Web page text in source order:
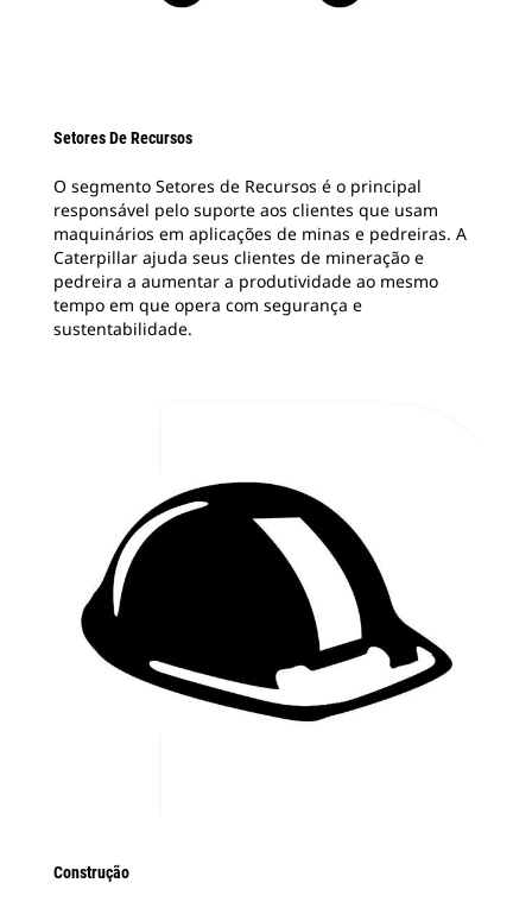
Setores De Recursos
O segmento Setores de Recursos é o principal
responsável pelo suporte aos clientes que usam
maquinários em aplicações de minas e pedreiras. A
Caterpillar ajuda seus clientes de mineração e
pedreira a aumentar a produtividade ao mesmo
tempo em que opera com segurança e
sustentabilidade.
Construção